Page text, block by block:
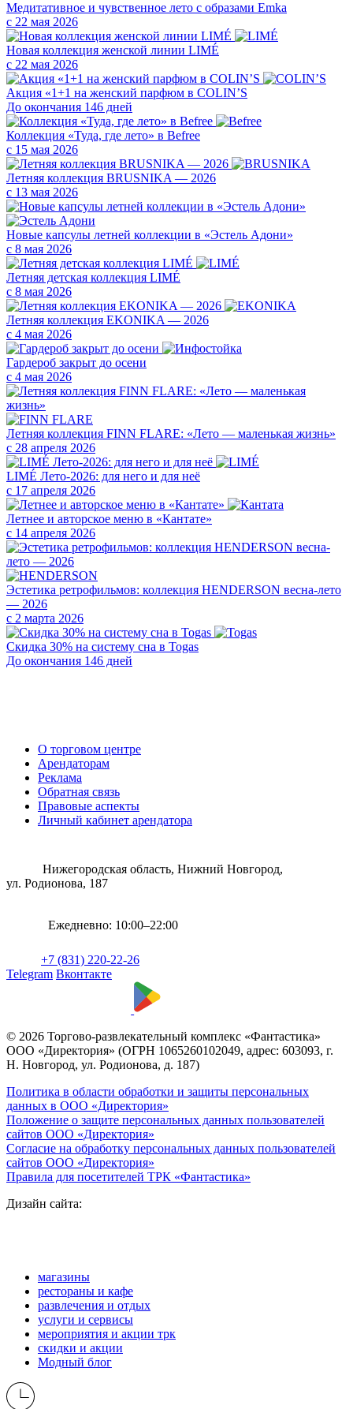
Медитативное и чувственное лето с образами Emka
с 22 мая 2026
Новая коллекция женской линии LIMÉ
с 22 мая 2026
Акция «1+1 на женский парфюм в COLIN’S
До окончания 146 дней
Коллекция «Туда, где лето» в Befree
с 15 мая 2026
Летняя коллекция BRUSNIKA — 2026
с 13 мая 2026
Новые капсулы летней коллекции в «Эстель Адони»
с 8 мая 2026
Летняя детская коллекция LIMÉ
с 8 мая 2026
Летняя коллекция EKONIKA — 2026
с 4 мая 2026
Гардероб закрыт до осени
с 4 мая 2026
Летняя коллекция FINN FLARE: «Лето — маленькая жизнь»
с 28 апреля 2026
LIMÉ Лето-2026: для него и для неё
с 17 апреля 2026
Летнее и авторское меню в «Кантате»
с 14 апреля 2026
Эстетика ретрофильмов: коллекция HENDERSON весна-лето
— 2026
с 2 марта 2026
Скидка 30% на систему сна в Togas
До окончания 146 дней
О торговом центре
Арендаторам
Реклама
Обратная связь
Правовые аспекты
Личный кабинет арендатора
Нижегородская область, Нижний Новгород,
ул. Родионова, 187
Ежедневно: 10:00–22:00
+7 (831) 220-22-26
Telegram Вконтакте
© 2026 Торгово-развлекательный комплекс «Фантастика»
ООО «Директория» (ОГРН 1065260102049, адрес: 603093, г.
Н. Новгород, ул. Родионова, д. 187)
Политика в области обработки и защиты персональных
данных в ООО «Директория»
Положение о защите персональных данных пользователей
сайтов ООО «Директория»
Согласие на обработку персональных данных пользователей
сайтов ООО «Директория»
Правила для посетителей ТРК «Фантастика»
Дизайн сайта:
магазины
рестораны и кафе
развлечения и отдых
услуги и сервисы
мероприятия и акции трк
скидки и акции
Модный блог